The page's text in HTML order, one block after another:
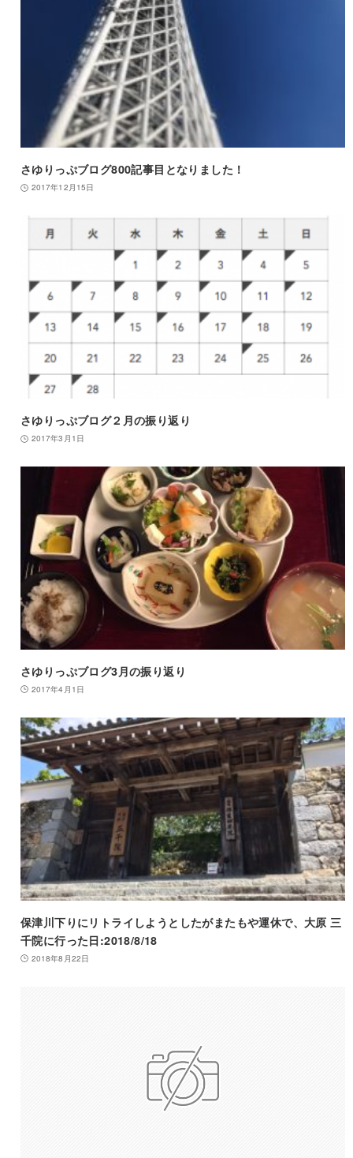
さゆりっぷブログ800記事目となりました！
2017年12月15日
さゆりっぷブログ２月の振り返り
2017年3月1日
さゆりっぷブログ3月の振り返り
2017年4月1日
保津川下りにリトライしようとしたがまたもや運休で、大原 三
千院に行った日:2018/8/18
2018年8月22日